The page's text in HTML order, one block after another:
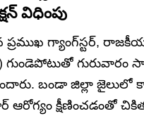
విధింపు
ప్రముఖ గ్యాంగ్‌స్టర్‌,
గుండెపోటుతో గురువారం
బండా జిల్లా జైలులో
ఆరోగ్యం క్షీణించడంతో